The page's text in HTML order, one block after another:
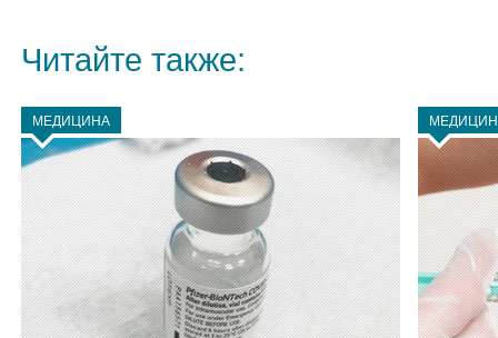
Читайте также:
МЕДИЦИНА